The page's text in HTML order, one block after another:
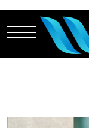
Przejdź do treści